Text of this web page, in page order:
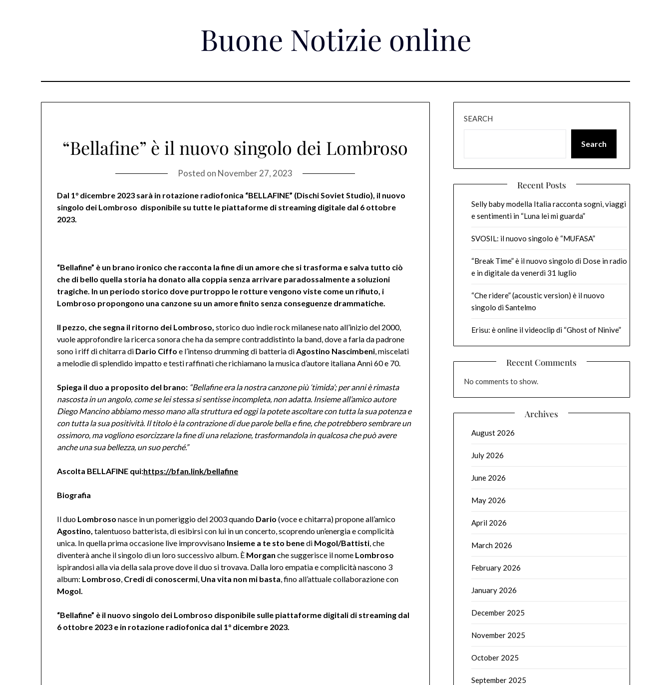
Buone Notizie online
“Bellafine” è il nuovo singolo dei Lombroso
Posted on November 27, 2023
Dal 1° dicembre 2023 sarà in rotazione radiofonica “BELLAFINE” (Dischi Soviet Studio), il nuovo
singolo dei Lombroso disponibile su tutte le piattaforme di streaming digitale dal 6 ottobre
2023.
“Bellafine” è un brano ironico che racconta la fine di un amore che si trasforma e salva tutto ciò
che di bello quella storia ha donato alla coppia senza arrivare paradossalmente a soluzioni
tragiche. In un periodo storico dove purtroppo le rotture vengono viste come un rifiuto, i
Lombroso propongono una canzone su un amore finito senza conseguenze drammatiche.
Il pezzo, che segna il ritorno dei Lombroso,storico duo indie rock milanese nato all’inizio del 2000,
vuole approfondire la ricerca sonora che ha da sempre contraddistinto la band, dove a farla da padrone
sono i riff di chitarra di Dario Ciffoe l’intenso drumming di batteria diAgostino Nascimbeni, miscelati
a melodie di splendido impatto e testi raffinati che richiamano la musica d’autore italiana Anni 60 e 70.
Spiega il duo a proposito del brano: “Bellafine era la nostra canzone più ‘timida’; per anni è rimasta
nascosta in un angolo, come se lei stessa si sentisse incompleta, non adatta. Insieme all’amico autore
Diego Mancino abbiamo messo mano alla struttura ed oggi la potete ascoltare con tutta la sua potenza e
con tutta la sua positività. Il titolo è la contrazione di due parole bella e fine, che potrebbero sembrare un
ossimoro, ma vogliono esorcizzare la fine di una relazione, trasformandola in qualcosa che può avere
anche una sua bellezza, un suo perché.”
Ascolta BELLAFINE qui:https://bfan.link/bellafine
Biografia
Il duo Lombroso nasce in un pomeriggio del 2003 quando Dario (voce e chitarra) propone all’amico
Agostino,talentuoso batterista, di esibirsi con lui in un concerto, scoprendo un’energia e complicità
unica. In quella prima occasione live improvvisano Insieme a te sto benedi Mogol/Battisti, che
diventerà anche il singolo di un loro successivo album. È Morganche suggerisce il nome Lombroso
ispirandosi alla via della sala prove dove il duo si trovava. Dalla loro empatia e complicità nascono 3
album: Lombroso, Credi di conoscermi, Una vita non mi basta, fino all’attuale collaborazione con
Mogol.
“Bellafine” è il nuovo singolo dei Lombroso disponibile sulle piattaforme digitali di streaming dal
6 ottobre 2023 e in rotazione radiofonica dal 1° dicembre 2023.
SEARCH
Search
Recent Posts
Selly baby modella Italia racconta sogni, viaggi
e sentimenti in “Luna lei mi guarda”
SVOSIL: il nuovo singolo è “MUFASA”
“Break Time” è il nuovo singolo di Dose in radio
e in digitale da venerdì 31 luglio
“Che ridere” (acoustic version) è il nuovo
singolo di Santelmo
Erisu: è online il videoclip di “Ghost of Ninive”
Recent Comments
No comments to show.
Archives
August 2026
July 2026
June 2026
May 2026
April 2026
March 2026
February 2026
January 2026
December 2025
November 2025
October 2025
September 2025